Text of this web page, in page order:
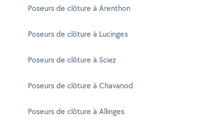
Poseurs de clôture à Arenthon
Poseurs de clôture à Lucinges
Poseurs de clôture à Sciez
Poseurs de clôture à Chavanod
Poseurs de clôture à Allinges